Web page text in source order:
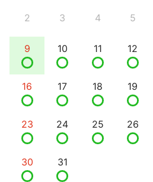
2 3 4 5
9 10 11 12
16 17 18 19
23 24 25 26
30 31